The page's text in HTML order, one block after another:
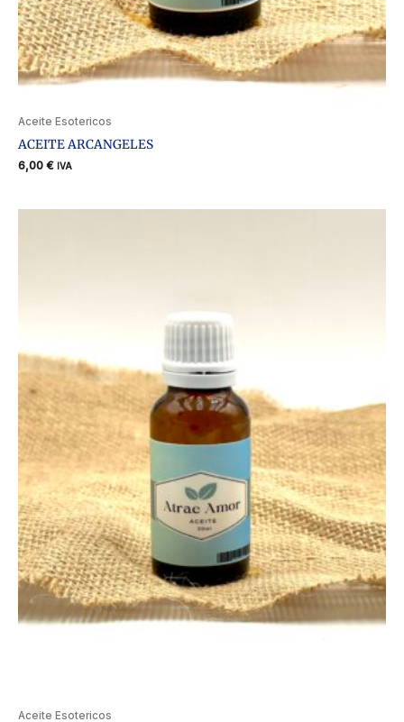
Aceite Esotericos
ACEITE ARCANGELES
6,00 € IVA
Aceite Esotericos